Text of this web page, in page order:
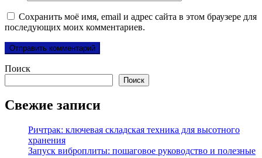
Сохранить моё имя, email и адрес сайта в этом браузере для
последующих моих комментариев.
Поиск
Поиск
Свежие записи
Ричтрак: ключевая складская техника для высотного
хранения
Запуск виброплиты: пошаговое руководство и полезные